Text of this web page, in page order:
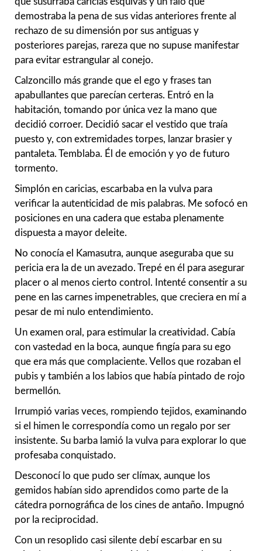
demostraba la pena de sus vidas anteriores frente al
rechazo de su dimensión por sus antiguas y
posteriores parejas, rareza que no supuse manifestar
para evitar estrangular al conejo.
Calzoncillo más grande que el ego y frases tan
apabullantes que parecían certeras. Entró en la
habitación, tomando por única vez la mano que
decidió corroer. Decidió sacar el vestido que traía
puesto y, con extremidades torpes, lanzar brasier y
pantaleta. Temblaba. Él de emoción y yo de futuro
tormento.
Simplón en caricias, escarbaba en la vulva para
verificar la autenticidad de mis palabras. Me sofocó en
posiciones en una cadera que estaba plenamente
dispuesta a mayor deleite.
No conocía el Kamasutra, aunque aseguraba que su
pericia era la de un avezado. Trepé en él para asegurar
placer o al menos cierto control. Intenté consentir a su
pene en las carnes impenetrables, que creciera en mí a
pesar de mi nulo entendimiento.
Un examen oral, para estimular la creatividad. Cabía
con vastedad en la boca, aunque fingía para su ego
que era más que complaciente. Vellos que rozaban el
pubis y también a los labios que había pintado de rojo
bermellón.
Irrumpió varias veces, rompiendo tejidos, examinando
si el himen le correspondía como un regalo por ser
insistente. Su barba lamió la vulva para explorar lo que
profesaba conquistado.
Desconocí lo que pudo ser clímax, aunque los
gemidos habían sido aprendidos como parte de la
cátedra pornográfica de los cines de antaño. Impugnó
por la reciprocidad.
Con un resoplido casi silente debí escarbar en su